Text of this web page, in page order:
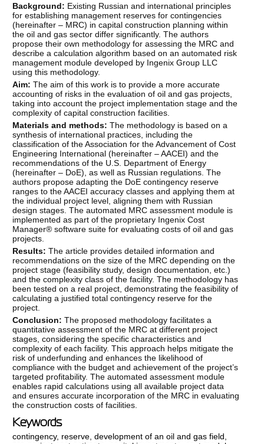
Background: Existing Russian and international principles
for establishing management reserves for contingencies
(hereinafter – MRC) in capital construction planning within
the oil and gas sector differ significantly. The authors
propose their own methodology for assessing the MRC and
describe a calculation algorithm based on an automated risk
management module developed by Ingenix Group LLC
using this methodology.
Aim: The aim of this work is to provide a more accurate
accounting of risks in the evaluation of oil and gas projects,
taking into account the project implementation stage and the
complexity of capital construction facilities.
Materials and methods:The methodology is based on a
synthesis of international practices, including the
classification of the Association for the Advancement of Cost
Engineering International (hereinafter – AACEI) and the
recommendations of the U.S. Department of Energy
(hereinafter – DoE), as well as Russian regulations. The
authors propose adapting the DoE contingency reserve
ranges to the AACEI accuracy classes and applying them at
the individual project level, aligning them with Russian
design stages. The automated MRC assessment module is
implemented as part of the proprietary Ingenix Cost
Manager® software suite for evaluating costs of oil and gas
projects.
Results: The article provides detailed information and
recommendations on the size of the MRC depending on the
project stage (feasibility study, design documentation, etc.)
and the complexity class of the facility. The methodology has
been tested on a real project, demonstrating the feasibility of
calculating a justified total contingency reserve for the
project.
Conclusion: The proposed methodology facilitates a
quantitative assessment of the MRC at different project
stages, considering the specific characteristics and
complexity of each facility. This approach helps mitigate the
risk of underfunding and enhances the likelihood of
compliance with the budget and achievement of the project’s
targeted profitability. The automated assessment module
enables rapid calculations using all available project data
and ensures accurate incorporation of the MRC in evaluating
the construction costs of facilities.
Keywords
сontingency, reserve ,development of an oil and gas field